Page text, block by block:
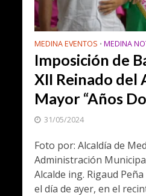
MEDINA EVENTOS • MEDINA
Imposición de
XII Reinado del
Mayor “Años
31/05/2024
Foto por: Alcaldía de
Administración
Alcalde ing. Rigaud
el día de ayer, en el